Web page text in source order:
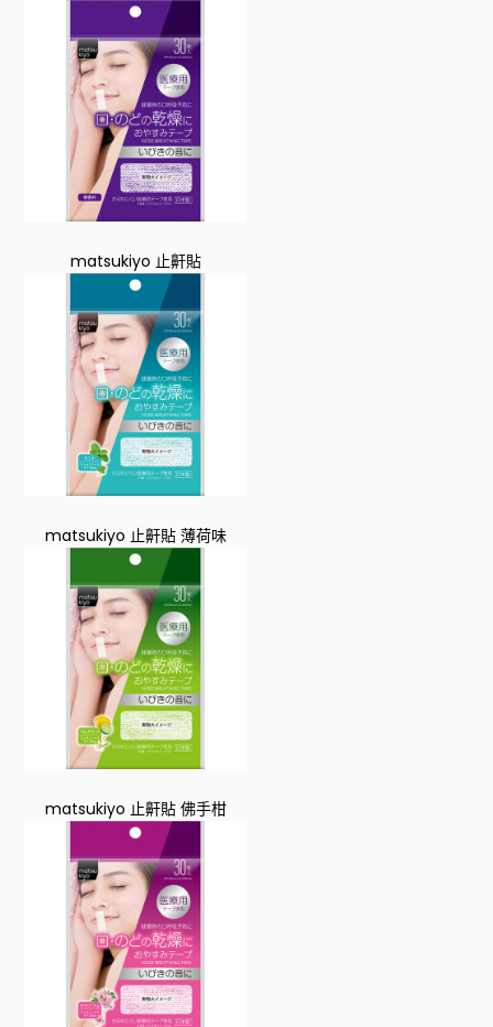
matsukiyo 止鼾貼
matsukiyo 止鼾貼 薄荷味
matsukiyo 止鼾貼 佛手柑